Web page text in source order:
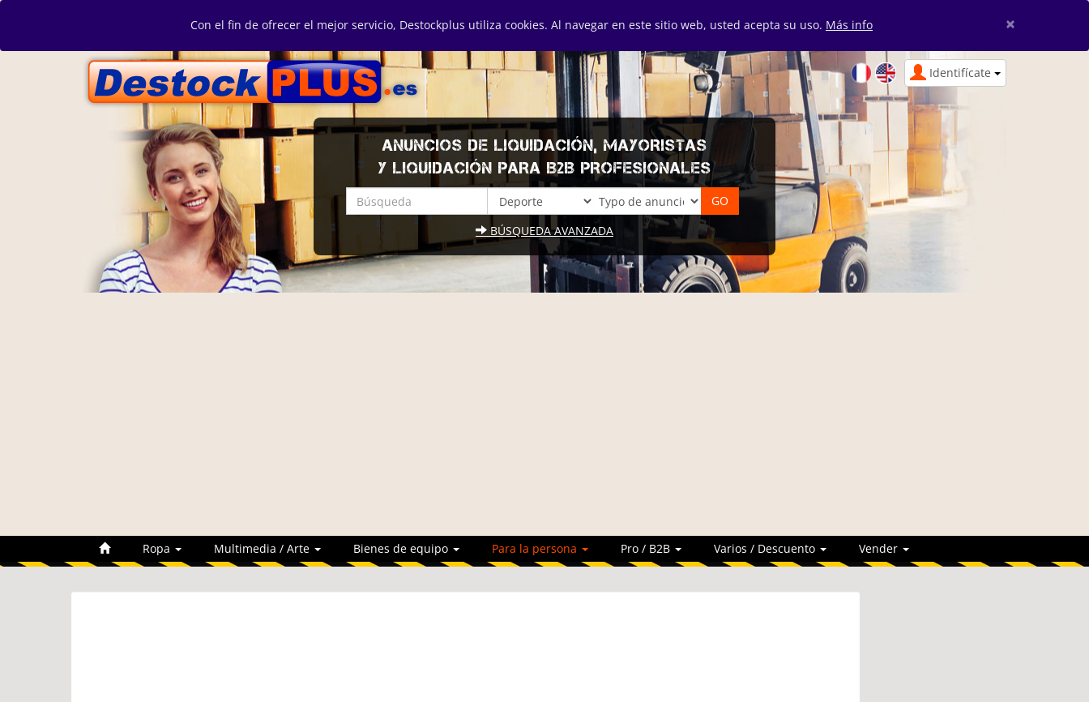
Con el fin de ofrecer el mejor servicio, Destockplus utiliza cookies. Al navegar en este sitio web, usted acepta su uso. Más info ×
Identifícate
ANUNCIOS DE LIQUIDACIÓN, MAYORISTAS
Y LIQUIDACIÓN PARA B2B PROFESIONALES
BÚSQUEDA AVANZADA
Ropa Multimedia / Arte Bienes de equipo Para la persona Pro / B2B Varios / Descuento Vender